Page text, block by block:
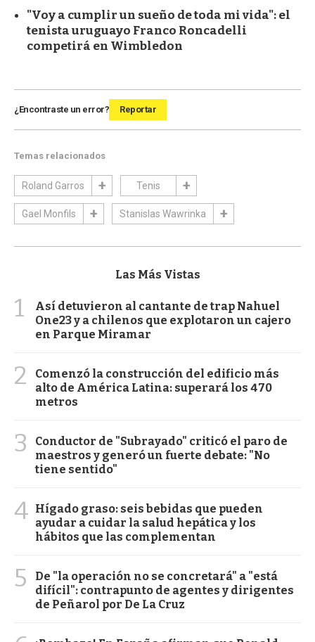
"Voy a cumplir un sueño de toda mi vida": el
tenista uruguayo Franco Roncadelli
competirá en Wimbledon
¿Encontraste un error? Reportar
Temas relacionados
Roland Garros Tenis
Gael Monfils Stanislas Wawrinka
Las Más Vistas
1
Así detuvieron al cantante de trap Nahuel
One23 y a chilenos que explotaron un cajero
en Parque Miramar
2
Comenzó la construcción del edificio más
alto de América Latina: superará los 470
metros
3
Conductor de "Subrayado" criticó el paro de
maestros y generó un fuerte debate: "No
tiene sentido"
4 Hígado graso: seis bebidas que pueden
ayudar a cuidar la salud hepática y los
hábitos que las complementan
5
De "la operación no se concretará" a "está
difícil": contrapunto de agentes y dirigentes
de Peñarol por De La Cruz